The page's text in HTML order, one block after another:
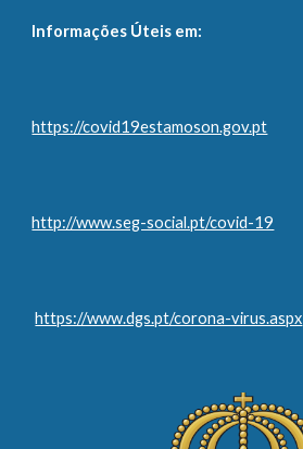
Informações Úteis em:
https://covid19estamoson.gov.pt
http://www.seg-social.pt/covid-19
https://www.dgs.pt/corona-virus.aspx